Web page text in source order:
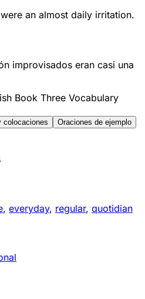
an almost daily irritation.
improvisados eran casi una
Book Three Vocabulary
colocaciones
Oraciones de ejemplo
, everyday, regular, quotidian